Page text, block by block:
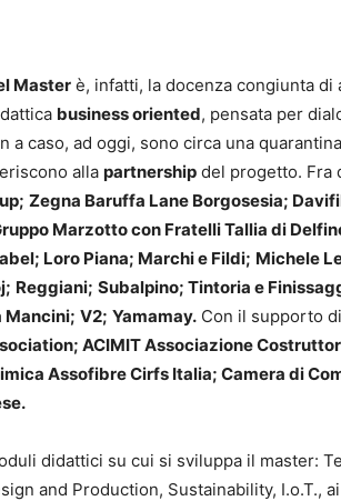
Master è, infatti, la docenza congiunta
business oriented, pensata per
a caso, ad oggi, sono circa una
alla partnership del progetto. Fra
Zegna Baruffa Lane Borgosesia;
Marzotto con Fratelli Tallia di
Loro Piana; Marchi e Fildi; Michele
Reggiani; Subalpino; Tintoria e
Mancini; V2; Yamamay. Con il supporto
ACIMIT Associazione
Assofibre Cirfs Italia; Camera di
didattici su cui si sviluppa il master:
and Production, Sustainability, I.o.T.,